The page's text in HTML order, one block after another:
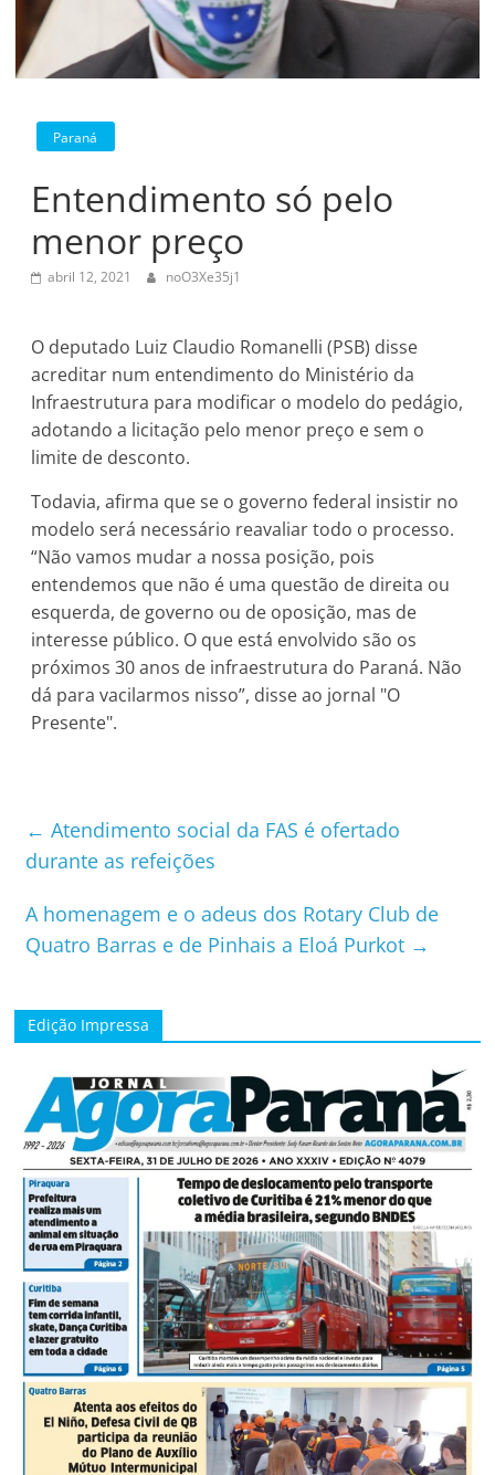
Paraná
Entendimento só pelo
menor preço
abril 12, 2021 noO3Xe35j1
O deputado Luiz Claudio Romanelli (PSB) disse
acreditar num entendimento do Ministério da
Infraestrutura para modificar o modelo do pedágio,
adotando a licitação pelo menor preço e sem o
limite de desconto.
Todavia, afirma que se o governo federal insistir no
modelo será necessário reavaliar todo o processo.
“Não vamos mudar a nossa posição, pois
entendemos que não é uma questão de direita ou
esquerda, de governo ou de oposição, mas de
interesse público. O que está envolvido são os
próximos 30 anos de infraestrutura do Paraná. Não
dá para vacilarmos nisso”, disse ao jornal "O
Presente".
← Atendimento social da FAS é ofertado
durante as refeições
A homenagem e o adeus dos Rotary Club de
Quatro Barras e de Pinhais a Eloá Purkot →
Edição Impressa